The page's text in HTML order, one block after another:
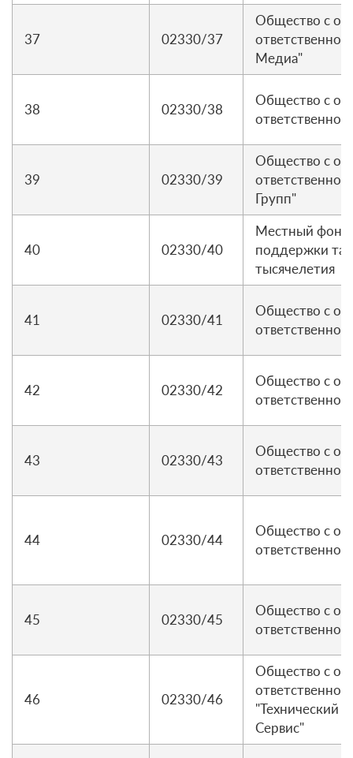
37 02330/37
Общество с
Медиа"
38 02330/38
Общество с
39 02330/39
Общество с
Групп"
40 02330/40
Местный фонд
поддержки
тысячелетия
41 02330/41
Общество с
42 02330/42
Общество с
43 02330/43
Общество с
44 02330/44
Общество с
45 02330/45
Общество с
46 02330/46
Общество с
"Технический
Сервис"